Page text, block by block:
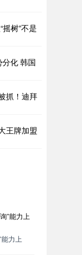
树”不是
化 韩国
抓！迪拜
王牌加盟
力上